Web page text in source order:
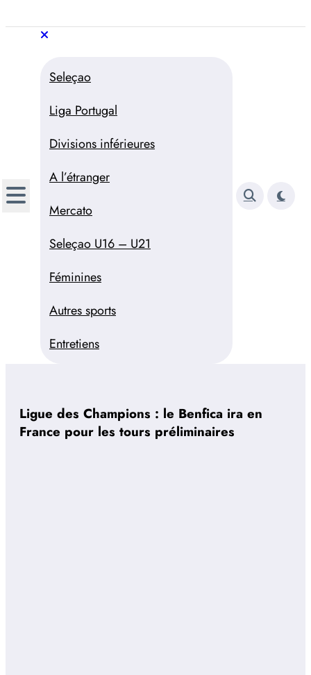
au
Trivela
L'actualité du football portugais
Seleçao
Liga Portugal
Divisions inférieures
A l’étranger
Mercato
Seleçao U16 – U21
Féminines
Autres sports
Entretiens
Ligue des Champions : le Benfica ira en
France pour les tours préliminaires